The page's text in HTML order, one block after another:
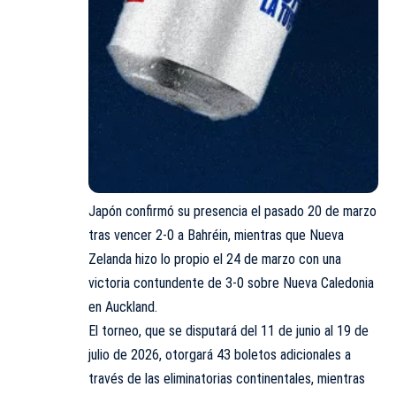
Japón confirmó su presencia el pasado 20 de marzo
tras vencer 2-0 a Bahréin, mientras que Nueva
Zelanda hizo lo propio el 24 de marzo con una
victoria contundente de 3-0 sobre Nueva Caledonia
en Auckland.
El torneo, que se disputará del 11 de junio al 19 de
julio de 2026, otorgará 43 boletos adicionales a
través de las eliminatorias continentales, mientras